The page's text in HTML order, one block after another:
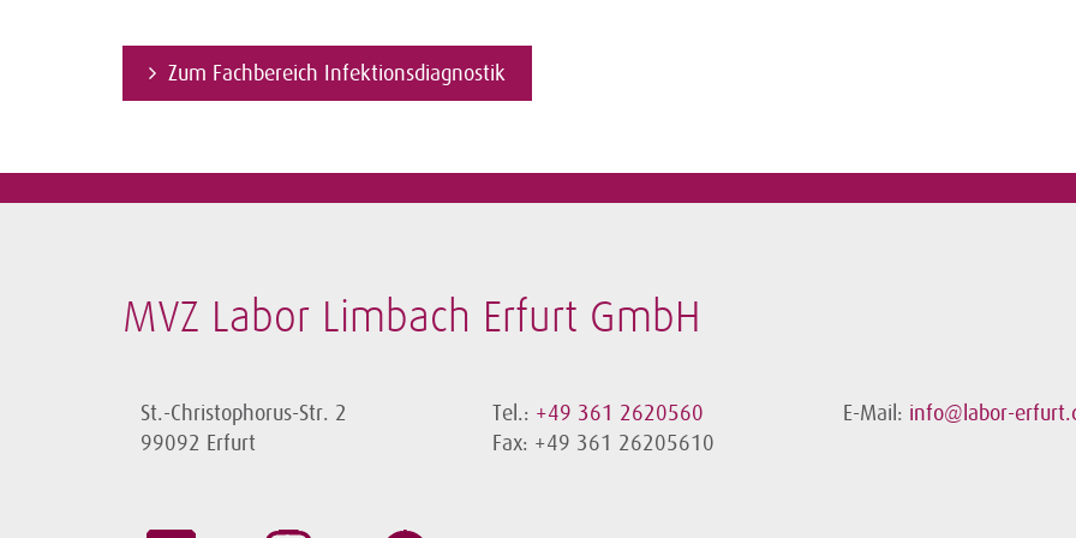
Zum Fachbereich Infektionsdiagnostik
MVZ Labor Limbach Erfurt GmbH
St.-Christophorus-Str. 2
99092 Erfurt
Tel.: +49 361 2620560
Fax: +49 361 26205610
E-Mail: info@labor-